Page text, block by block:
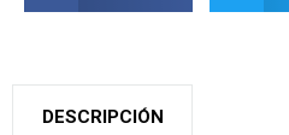
DESCRIPCIÓN